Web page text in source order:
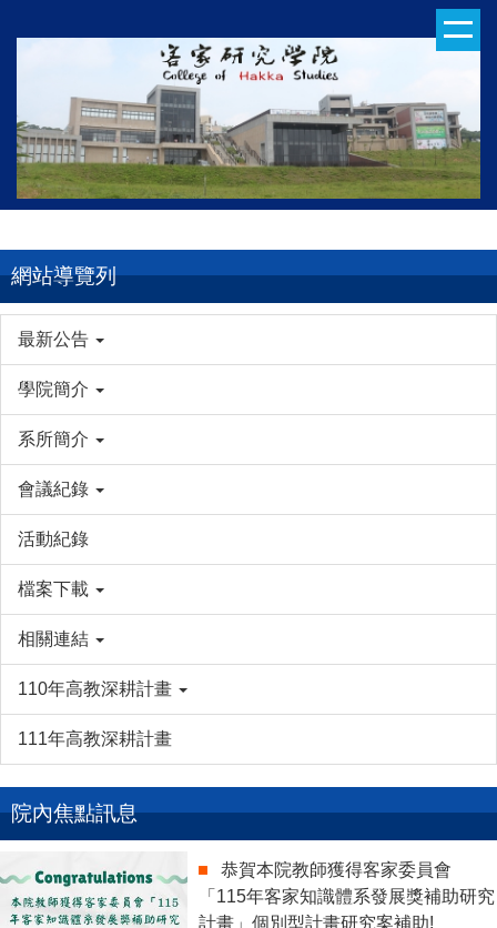
到
內
容
區
網站導覽列
最新公告
學院簡介
系所簡介
會議紀錄
活動紀錄
檔案下載
相關連結
110年高教深耕計畫
111年高教深耕計畫
院內焦點訊息
恭賀本院教師獲得客家委員會
「115年客家知識體系發展獎補助研究
計畫」個別型計畫研究案補助!